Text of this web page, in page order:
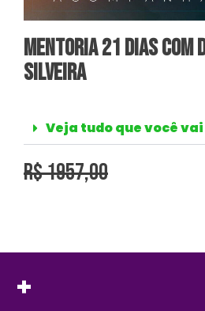
mentoria 21 dias
silveira
Veja tudo que você
r$ 1957,00
+